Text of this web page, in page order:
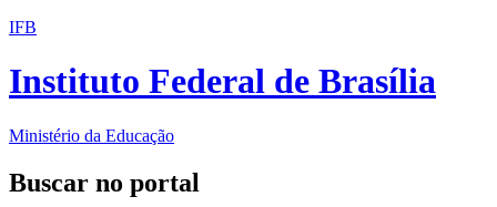
IFB
Instituto Federal de Brasília
Ministério da Educação
Buscar no portal